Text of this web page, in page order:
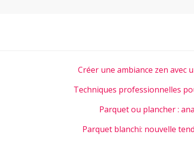
Créer une ambiance zen avec
Techniques professionnelles
Parquet ou plancher :
Parquet blanchi: nouvelle